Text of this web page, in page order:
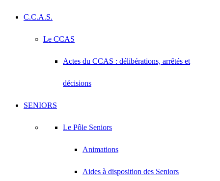
C.C.A.S.
Le CCAS
Actes du CCAS : délibérations, arrêtés et
décisions
SENIORS
Le Pôle Seniors
Animations
Aides à disposition des Seniors